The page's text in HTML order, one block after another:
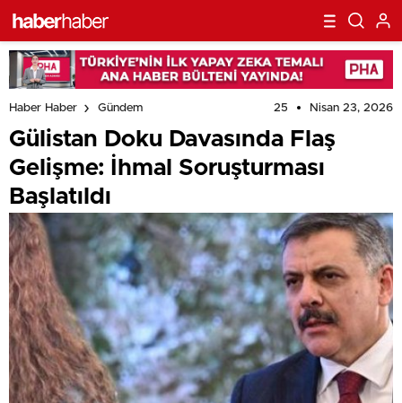
Haber Haber Gündem 25 Nisan 23, 2026
Gülistan Doku Davasında Flaş
Gelişme: İhmal Soruşturması
Başlatıldı